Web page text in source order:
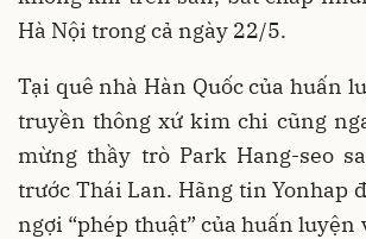
Hà Nội trong cả ngày 22/5.
Tại quê nhà Hàn Quốc của huấn
truyền thông xứ kim chi cũng
mừng thầy trò Park Hang-seo
trước Thái Lan. Hãng tin Yonhap
ngợi “phép thuật” của huấn